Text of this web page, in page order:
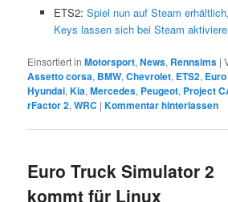
ETS2: Spiel nun auf Steam
Keys lassen sich bei Steam
Einsortiert in Motorsport,News, Rennsims |
Assetto corsa, BMW,Chevrolet, ETS2,
Hyundai,Kia,Mercedes, Peugeot, Project
rFactor 2,WRC |Kommentar hinterlassen
Euro Truck Simulator 2
kommt für Linux